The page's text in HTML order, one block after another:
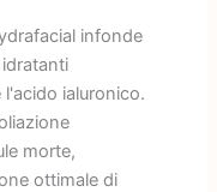
infonde
ialuronico.
morte,
ottimale di